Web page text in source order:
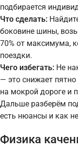
подбирается
Что сделать:
боковине шины,
70% от максимума,
поездки.
Чего избегать: Не
— это снижает
на мокрой дороге и
Дальше разберём
есть нюансы и как
Физика